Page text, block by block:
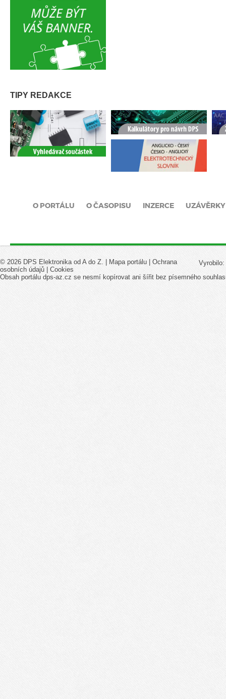
TIPY REDAKCE
O PORTÁLU O ČASOPISU INZERCE UZÁVĚRKY
Vyrobilo:
© 2026 DPS Elektronika od A do Z. | Mapa portálu
Ochrana
osobních údajů
Cookies
Obsah portálu dps-az.cz se nesmí kopírovat ani šířit bez písemného